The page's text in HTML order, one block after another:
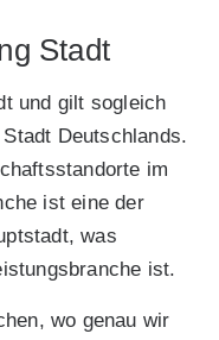
Stadt
und gilt sogleich
Deutschlands.
im
ist eine der
was
ist.
wo genau wir